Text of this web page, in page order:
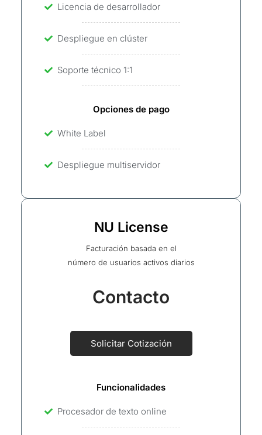
Licencia de desarrollador
Despliegue en clúster
Soporte técnico 1:1
Opciones de pago
White Label
Despliegue multiservidor
NU License
Facturación basada en el
número de usuarios activos diarios
Contacto
Solicitar Cotización
Funcionalidades
Procesador de texto online